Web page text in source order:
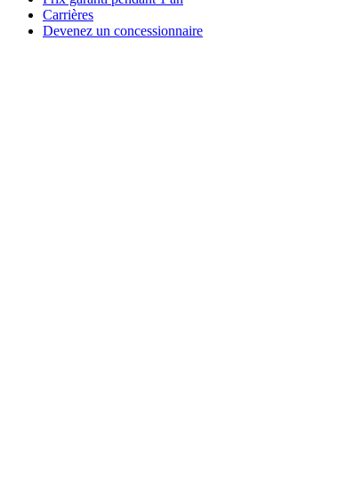
Carrières
Devenez un concessionnaire